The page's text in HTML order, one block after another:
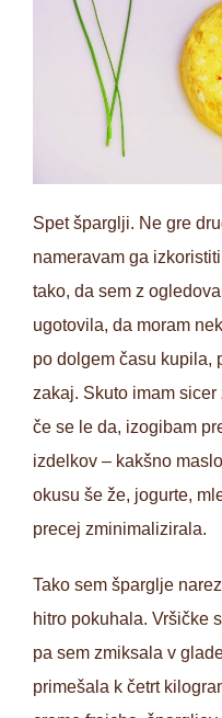
Spet šparglji. Ne gre
nameravam ga
tako, da sem z
ugotovila, da moram
po dolgem času kupila,
zakaj. Skuto imam
če se le da, izogibam
izdelkov – kakšno
okusu še že, jogurte,
precej zminimalizirala.
Tako sem šparglje
hitro pokuhala. Vršičke
pa sem zmiksala v
primešala k četrt